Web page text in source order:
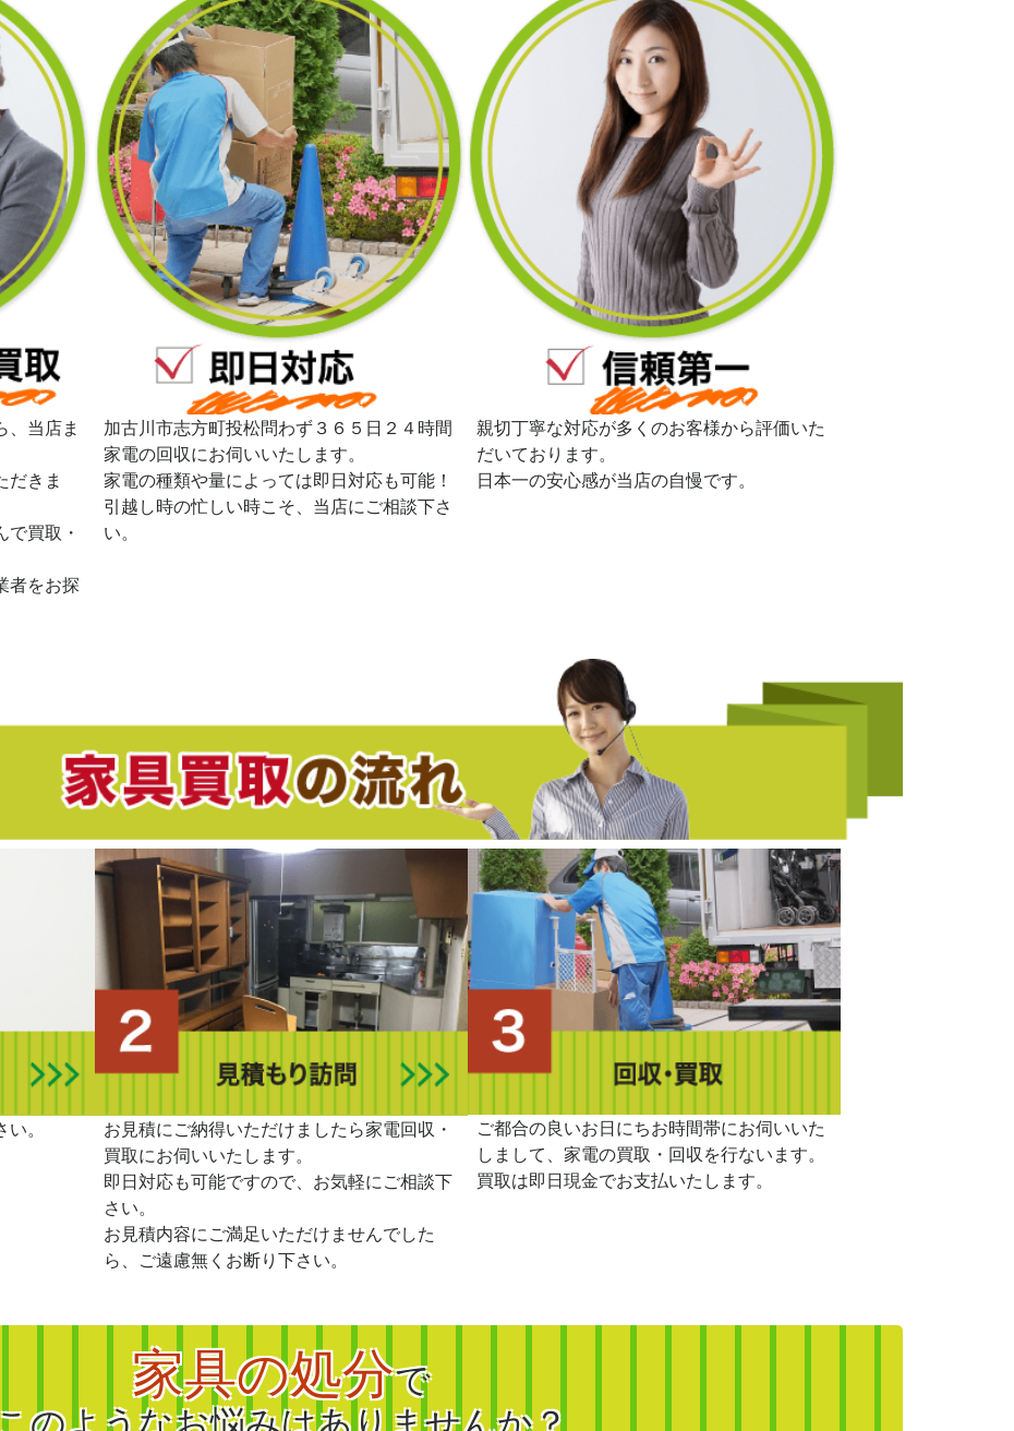
、当店ま
だきま
買取・
者をお探
加古川市志方町投松問わず３６５日２４時間
家電の回収にお伺いいたします。
家電の種類や量によっては即日対応も可能！
引越し時の忙しい時こそ、当店にご相談下さ
い。
親切丁寧な対応が多くのお客様から評価いた
だいております。
日本一の安心感が当店の自慢です。
。
お見積にご納得いただけましたら家電回収・
買取にお伺いいたします。
即日対応も可能ですので、お気軽にご相談下
さい。
お見積内容にご満足いただけませんでした
ら、ご遠慮無くお断り下さい。
ご都合の良いお日にちお時間帯にお伺いいた
しまして、家電の買取・回収を行ないます。
買取は即日現金でお支払いたします。
家具の処分で